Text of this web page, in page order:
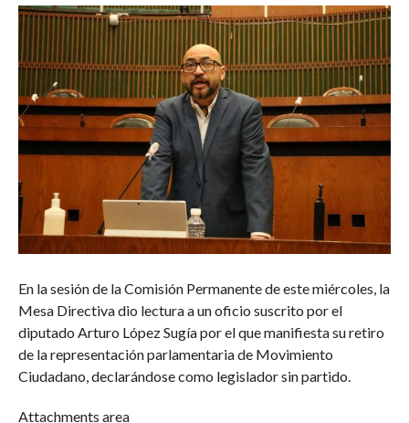
En la sesión de la Comisión Permanente de este miércoles, la
Mesa Directiva dio lectura a un oficio suscrito por el
diputado Arturo López Sugía por el que manifiesta su retiro
de la representación parlamentaria de Movimiento
Ciudadano, declarándose como legislador sin partido.
Attachments area